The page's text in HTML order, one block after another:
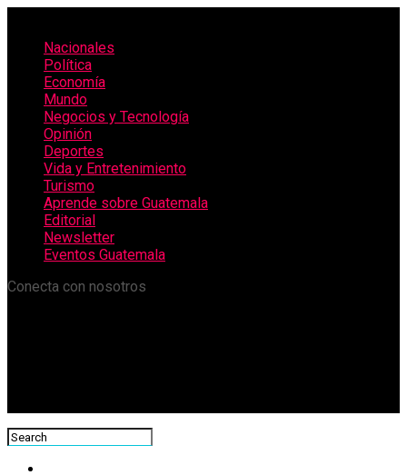
Nacionales
Política
Economía
Mundo
Negocios y Tecnología
Opinión
Deportes
Vida y Entretenimiento
Turismo
Aprende sobre Guatemala
Editorial
Newsletter
Eventos Guatemala
Conecta con nosotros